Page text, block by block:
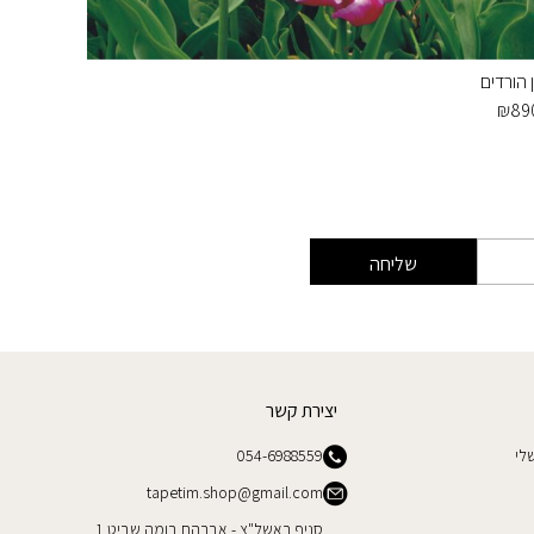
הורדים
₪
שליחה
יצירת קשר
054-6988559
tapetim.shop@gmail.com
סניף ראשל"צ - אברהם בומה שביט 1